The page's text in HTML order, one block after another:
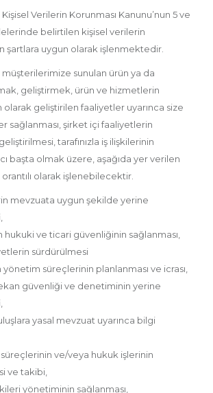
Verilerin Korunması Kanunu’nun 5 ve
belirtilen kişisel verilerin
şartlara uygun olarak işlenmektedir.
müşterilerimize sunulan ürün ya da
geliştirmek, ürün ve hizmetlerin
olarak geliştirilen faaliyetler uyarınca size
sağlanması, şirket içi faaliyetlerin
tarafınızla iş ilişkilerinin
başta olmak üzere, aşağıda yer verilen
olarak işlenebilecektir.
mevzuata uygun şekilde yerine
hukuki ve ticari güvenliğinin sağlanması,
sürdürülmesi
süreçlerinin planlanması ve icrası,
güvenliği ve denetiminin yerine
yasal mevzuat uyarınca bilgi
ve/veya hukuk işlerinin
ve takibi,
yönetiminin sağlanması,